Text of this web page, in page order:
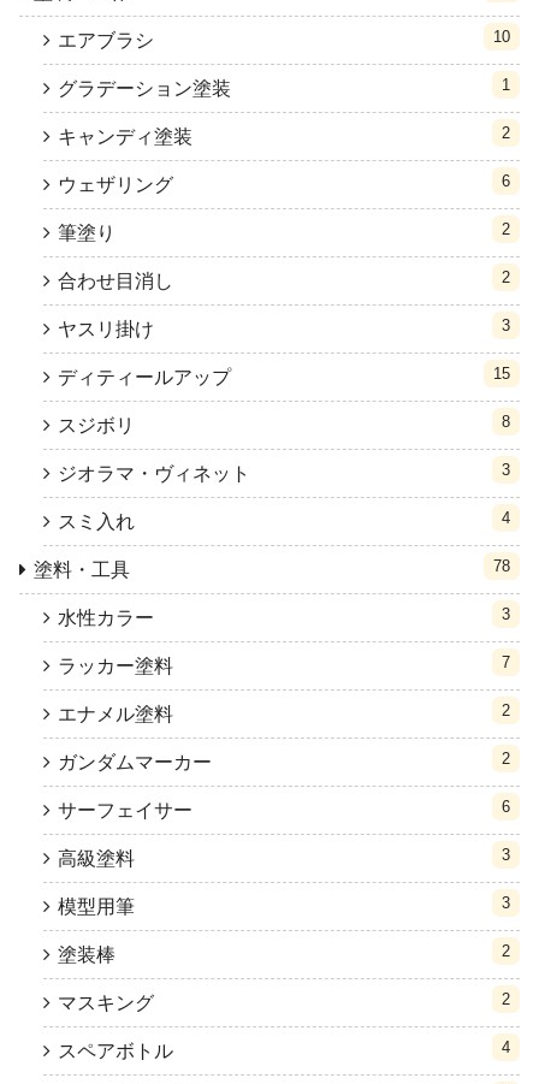
エアブラシ 10
グラデーション塗装 1
キャンディ塗装 2
ウェザリング 6
筆塗り 2
合わせ目消し 2
ヤスリ掛け 3
ディティールアップ 15
スジボリ 8
ジオラマ・ヴィネット 3
スミ入れ 4
塗料・工具 78
水性カラー 3
ラッカー塗料 7
エナメル塗料 2
ガンダムマーカー 2
サーフェイサー 6
高級塗料 3
模型用筆 3
塗装棒 2
マスキング 2
スペアボトル 4